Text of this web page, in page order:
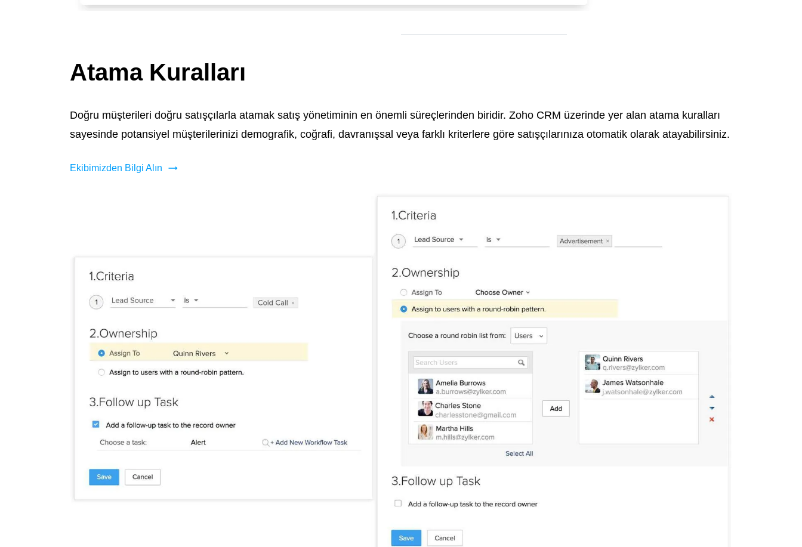
Atama Kuralları
Doğru müşterileri doğru satışçılarla atamak satış yönetiminin en önemli süreçlerinden biridir. Zoho CRM üzerinde yer alan atama kuralları
sayesinde potansiyel müşterilerinizi demografik, coğrafi, davranışsal veya farklı kriterlere göre satışçılarınıza otomatik olarak atayabilirsiniz.
Ekibimizden Bilgi Alın